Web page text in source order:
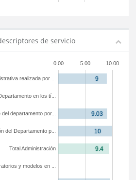
de servicio
0.00 5.00 10.00
y modelos en ...
Total Administración
del Departamento p...
departamento por...
en los tí...
realizada por ...